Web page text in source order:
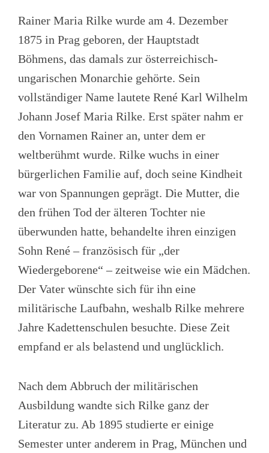
Rainer Maria Rilke wurde am 4. Dezember
1875 in Prag geboren, der Hauptstadt
Böhmens, das damals zur österreichisch-
ungarischen Monarchie gehörte. Sein
vollständiger Name lautete René Karl Wilhelm
Johann Josef Maria Rilke. Erst später nahm er
den Vornamen Rainer an, unter dem er
weltberühmt wurde. Rilke wuchs in einer
bürgerlichen Familie auf, doch seine Kindheit
war von Spannungen geprägt. Die Mutter, die
den frühen Tod der älteren Tochter nie
überwunden hatte, behandelte ihren einzigen
Sohn René – französisch für „der
Wiedergeborene“ – zeitweise wie ein Mädchen.
Der Vater wünschte sich für ihn eine
militärische Laufbahn, weshalb Rilke mehrere
Jahre Kadettenschulen besuchte. Diese Zeit
empfand er als belastend und unglücklich.
Nach dem Abbruch der militärischen
Ausbildung wandte sich Rilke ganz der
Literatur zu. Ab 1895 studierte er einige
Semester unter anderem in Prag, München und